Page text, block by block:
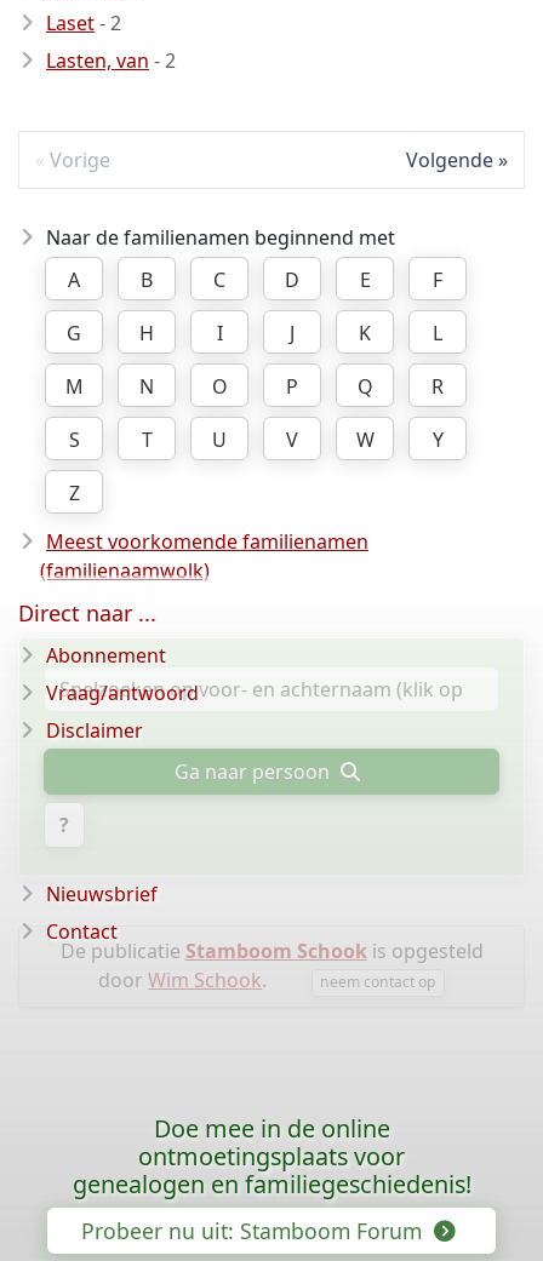
Laset- 2
Lasten, van - 2
Vorige Volgende
Naar de familienamen beginnend met
A
B C D E
F
G
H I J K
L
M
N O P Q
R
S
T U V W
Y
Z
Meest voorkomende familienamen
(familienaamwolk)
Ga naar persoon
?
De publicatie Stamboom Schookis opgesteld
doorWim Schook. neem contact op
Direct naar ...
Abonnement
Vraag/antwoord
Disclaimer
Nieuwsbrief
Contact
Doe mee in de online
ontmoetingsplaats voor
genealogen en familiegeschiedenis!
Probeer nu uit: Stamboom Forum